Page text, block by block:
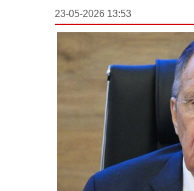
23-05-2026 13:53